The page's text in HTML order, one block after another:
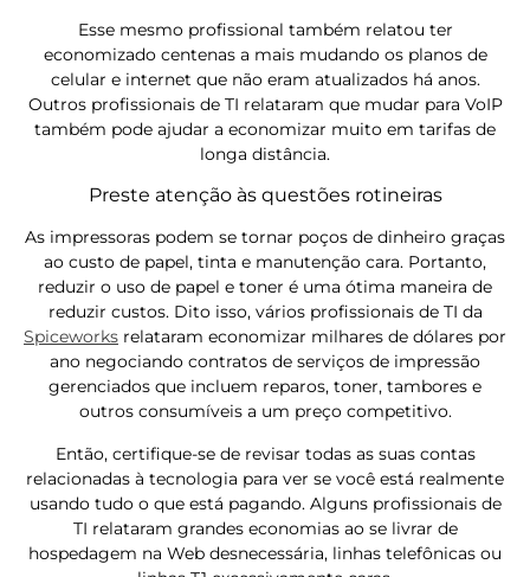
Esse mesmo profissional também relatou ter
economizado centenas a mais mudando os planos de
celular e internet que não eram atualizados há anos.
Outros profissionais de TI relataram que mudar para VoIP
também pode ajudar a economizar muito em tarifas de
longa distância.
Preste atenção às questões rotineiras
As impressoras podem se tornar poços de dinheiro graças
ao custo de papel, tinta e manutenção cara. Portanto,
reduzir o uso de papel e toner é uma ótima maneira de
reduzir custos. Dito isso, vários profissionais de TI da
Spiceworks relataram economizar milhares de dólares por
ano negociando contratos de serviços de impressão
gerenciados que incluem reparos, toner, tambores e
outros consumíveis a um preço competitivo.
Então, certifique-se de revisar todas as suas contas
relacionadas à tecnologia para ver se você está realmente
usando tudo o que está pagando. Alguns profissionais de
TI relataram grandes economias ao se livrar de
hospedagem na Web desnecessária, linhas telefônicas ou